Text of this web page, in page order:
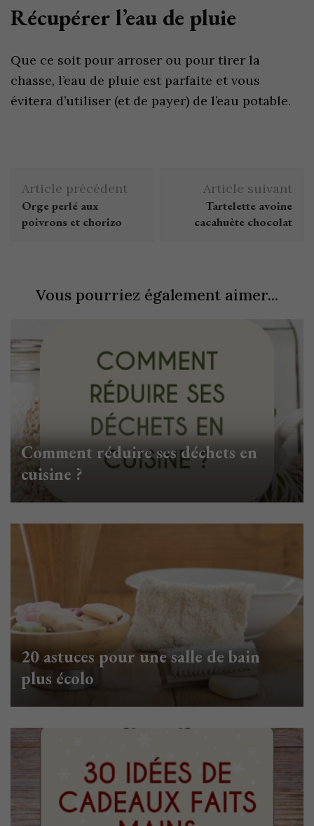
Récupérer l’eau de pluie
Que ce soit pour arroser ou pour tirer la
chasse, l’eau de pluie est parfaite et vous
évitera d’utiliser (et de payer) de l’eau potable.
Article précédent
Orge perlé aux
poivrons et chorizo
Article suivant
Tartelette avoine
cacahuète chocolat
Vous pourriez également aimer...
Comment réduire ses déchets en
cuisine ?
20 astuces pour une salle de bain
plus écolo